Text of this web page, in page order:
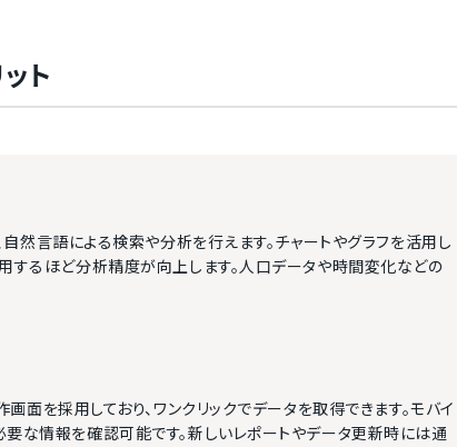
ト
言語による検索や分析を行えます。チャートやグラフを活用し
するほど分析精度が向上します。人口データや時間変化などの
を採用しており、ワンクリックでデータを取得できます。モバイ
な情報を確認可能です。新しいレポートやデータ更新時には通